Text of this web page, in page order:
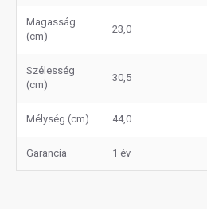
Magasság
(cm)
23,0
Szélesség
(cm)
30,5
Mélység (cm) 44,0
Garancia 1 év